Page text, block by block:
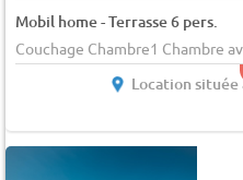
Mobil home - Terrasse 6 pers.
Couchage Chambre1 Chambre
Location située